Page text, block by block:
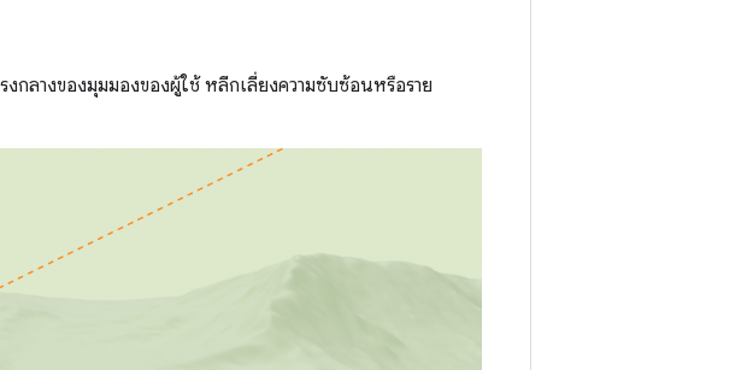
ลางของมุมมองของผู้ใช้ หลีกเลี่ยงความซับซ้อนหรือราย